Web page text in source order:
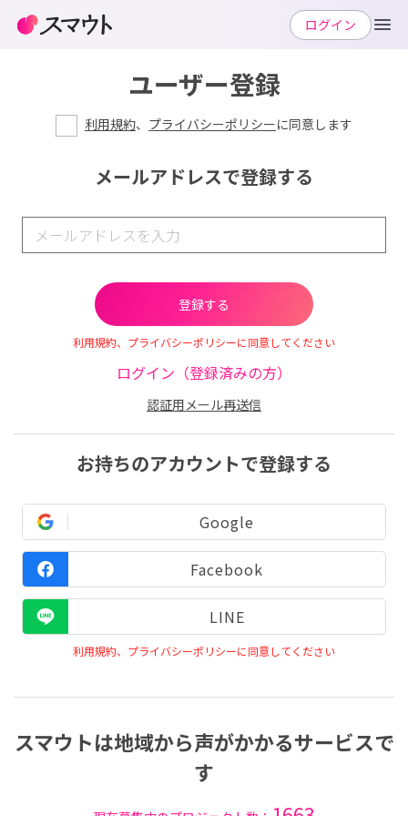
ユーザー登録
利用規約、 プライバシーポリシーに同意します
メールアドレスで登録する
利用規約、プライバシーポリシーに同意してください
ログイン（登録済みの方）
認証用メール再送信
お持ちのアカウントで登録する
Google
Facebook
LINE
利用規約、プライバシーポリシーに同意してください
スマウトは地域から声がかかるサービスで
す
ログイン